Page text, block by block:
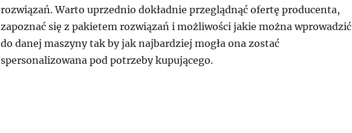
rozwiązań. Warto uprzednio dokładnie przeglądnąć ofertę producenta,
zapoznać się z pakietem rozwiązań i możliwości jakie można wprowadzić
do danej maszyny tak by jak najbardziej mogła ona zostać
spersonalizowana pod potrzeby kupującego.